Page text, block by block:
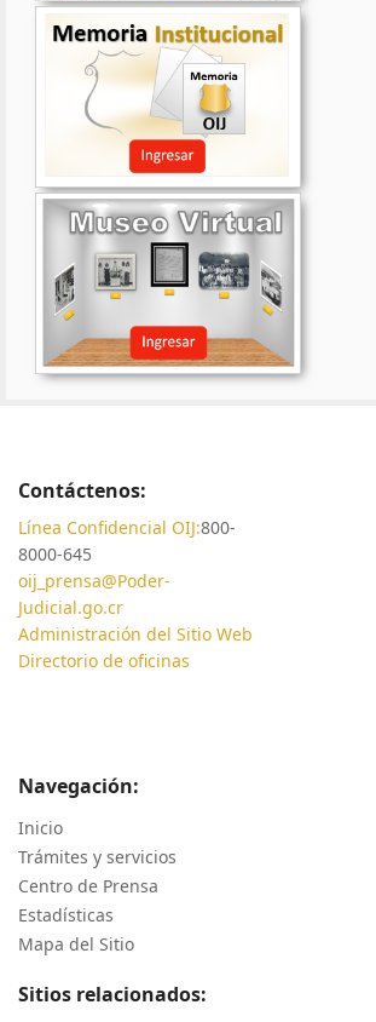
Contáctenos:
Línea Confidencial OIJ:800-
8000-645
oij_prensa@Poder-
Judicial.go.cr
Administración del Sitio Web
Directorio de oficinas
Navegación:
Inicio
Trámites y servicios
Centro de Prensa
Estadísticas
Mapa del Sitio
Sitios relacionados: